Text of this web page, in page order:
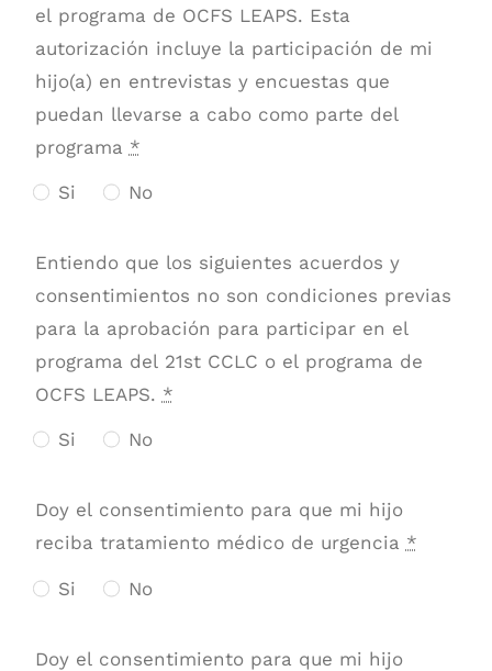
el programa de OCFS LEAPS. Esta
autorización incluye la participación de mi
hijo(a) en entrevistas y encuestas que
puedan llevarse a cabo como parte del
programa *
Si No
Entiendo que los siguientes acuerdos y
consentimientos no son condiciones previas
para la aprobación para participar en el
programa del 21st CCLC o el programa de
OCFS LEAPS. *
Si No
Doy el consentimiento para que mi hijo
reciba tratamiento médico de urgencia *
Si No
Doy el consentimiento para que mi hijo